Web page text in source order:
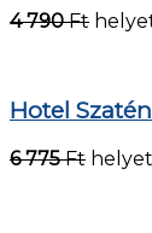
4 790 Ft
Hotel
6 775 Ft